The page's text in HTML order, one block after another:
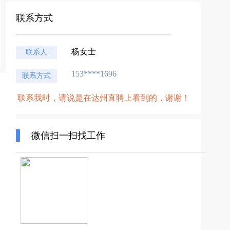
联系方式
联系人 杨女士
联系方式 153****1696
联系我时，请说是在达州直聘上看到的，谢谢！
微信扫一扫找工作